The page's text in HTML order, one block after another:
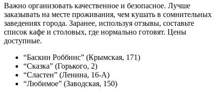
Важно организовать качественное и безопасное. Лучше
заказывать на месте проживания, чем кушать в сомнительных
заведениях города. Заранее, используя отзывы, составьте
список кафе и столовых, где нормально готовят. Цены
доступные.
“Баскин Роббинс” (Крымская, 171)
“Сказка” (Горького, 2)
“Сластен” (Ленина, 16-А)
“Любимое” (Заводская, 150)